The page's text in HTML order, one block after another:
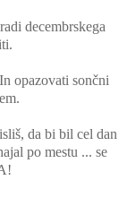
decembrskega
opazovati sončni
da bi bil cel dan
po mestu ... se